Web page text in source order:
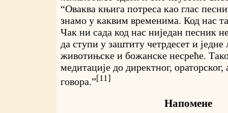
“Оваква књига потреса као глас
знамо у каквим временима. Код нас
Чак ни сада код нас ниједан песник
да ступи у заштиту четрдесет и једне
животињске и божанске несреће.
медитације до директног,
говора.”[11]
Напомене